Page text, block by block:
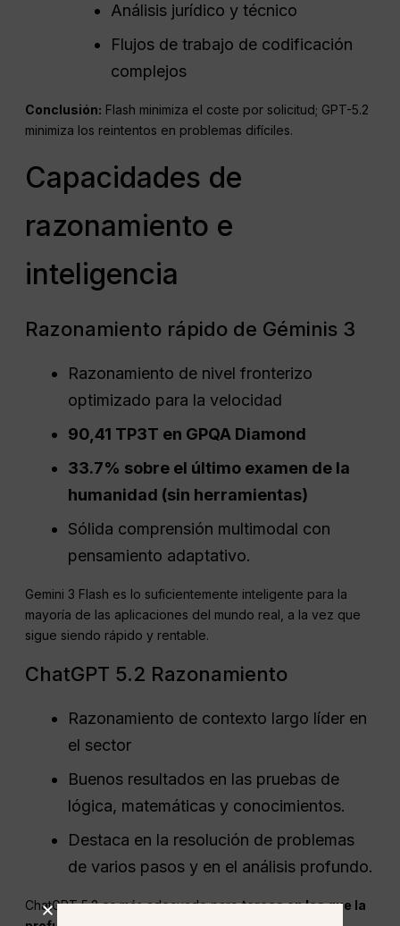
Análisis jurídico y técnico
Flujos de trabajo de codificación
complejos
Conclusión: Flash minimiza el coste por solicitud; GPT-5.2
minimiza los reintentos en problemas difíciles.
Capacidades de
razonamiento e
inteligencia
Razonamiento rápido de Géminis 3
Razonamiento de nivel fronterizo
optimizado para la velocidad
90,41 TP3T en GPQA Diamond
33.7% sobre el último examen de la
humanidad (sin herramientas)
Sólida comprensión multimodal con
pensamiento adaptativo.
Gemini 3 Flash es lo suficientemente inteligente para la
mayoría de las aplicaciones del mundo real, a la vez que
sigue siendo rápido y rentable.
ChatGPT 5.2 Razonamiento
Razonamiento de contexto largo líder en
el sector
Buenos resultados en las pruebas de
lógica, matemáticas y conocimientos.
Destaca en la resolución de problemas
de varios pasos y en el análisis profundo.
ChatGPT 5.2 es más adecuado paratareas en las que la